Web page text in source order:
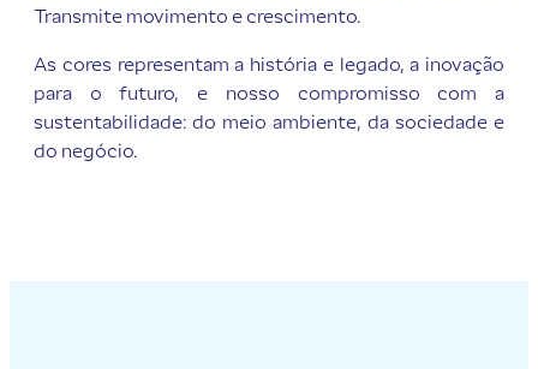
Transmite movimento e crescimento.
As cores representam a história e legado, a inovação
para o futuro, e nosso compromisso com a
sustentabilidade: do meio ambiente, da sociedade e
do negócio.